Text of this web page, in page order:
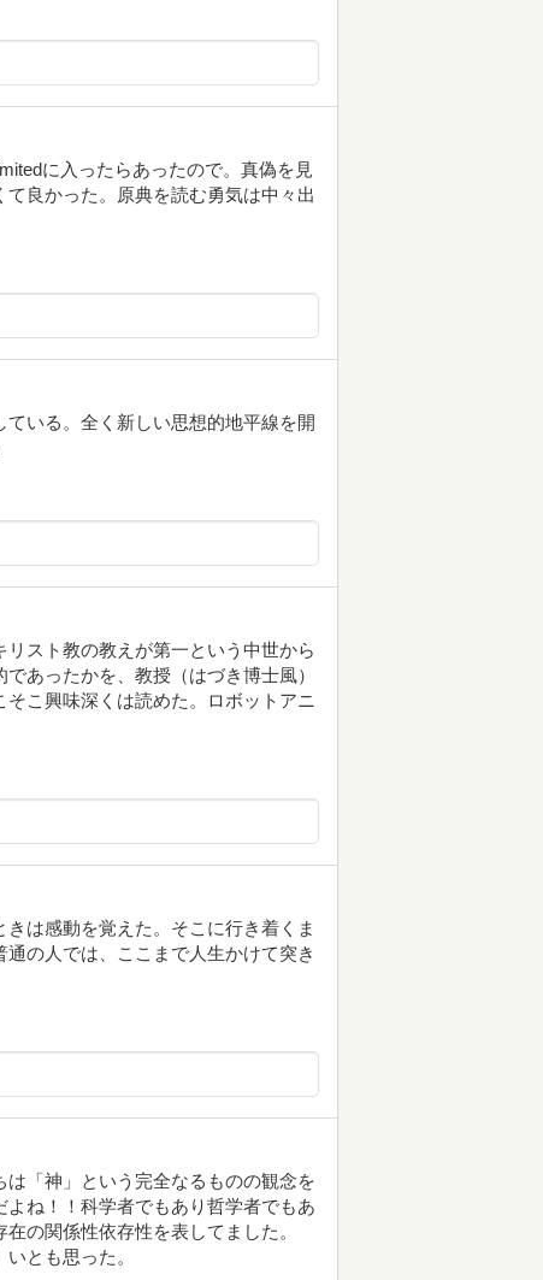
に入ったらあったので。真偽を見
良かった。原典を読む勇気は中々出
いる。全く新しい思想的地平線を開
リスト教の教えが第一という中世から
あったかを、教授（はづき博士風）
こ興味深くは読めた。ロボットアニ
きは感動を覚えた。そこに行き着くま
の人では、ここまで人生かけて突き
「神」という完全なるものの観念を
ね！！科学者でもあり哲学者でもあ
の関係性依存性を表してました。
とも思った。